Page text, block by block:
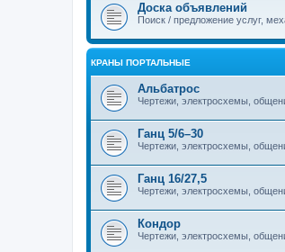
Доска объявлений
Поиск / предложение услуг,
КРАНЫ ПОРТАЛЬНЫЕ
Альбатрос
Чертежи, электросхемы,
Ганц 5/6–30
Чертежи, электросхемы,
Ганц 16/27,5
Чертежи, электросхемы,
Кондор
Чертежи, электросхемы,